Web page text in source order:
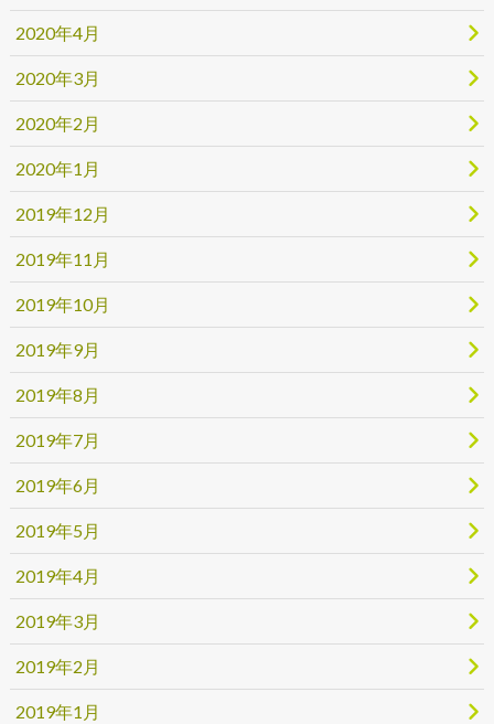
2020年4月
2020年3月
2020年2月
2020年1月
2019年12月
2019年11月
2019年10月
2019年9月
2019年8月
2019年7月
2019年6月
2019年5月
2019年4月
2019年3月
2019年2月
2019年1月